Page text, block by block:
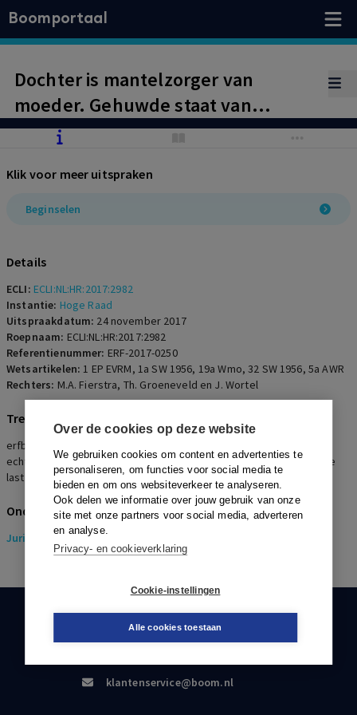
Over de cookies op deze website
We gebruiken cookies om content en advertenties te
personaliseren, om functies voor social media te
bieden en om ons websiteverkeer te analyseren.
Ook delen we informatie over jouw gebruik van onze
site met onze partners voor social media, adverteren
en analyse.
Privacy- en cookieverklaring
Cookie-instellingen
Alle cookies toestaan
Boomportaal
Dochter is mantelzorger van
moeder. Gehuwde staat van
dochter staat aan partnervrijstelling
Cassatieberoep ongegrond.
Klik voor meer uitspraken
Beginselen
Details
ECLI: ECLI:NL:HR:2017:2982
Instantie: Hoge Raad
Uitspraakdatum: 24 november 2017
Roepnaam: ECLI:NL:HR:2017:2982
Referentienummer: ERF-2017-0250
Wetsartikelen:1 EP EVRM, 1a SW 1956, 19a Wmo,32 SW 1956, 5a AWR
Rechters: M.A. Fierstra, Th. Groeneveld en J. Wortel
Trefwoorden
erfbelasting, vrijstelling, partner, mantelzorger, gehuwde staat,
echtgenoot, zorgverplichting, inwonend, uitwonend, buitensporige
last
Onderwerpen
Juridisch > Erfrecht
KLANTENSERVICE
klantenservice@boom.nl